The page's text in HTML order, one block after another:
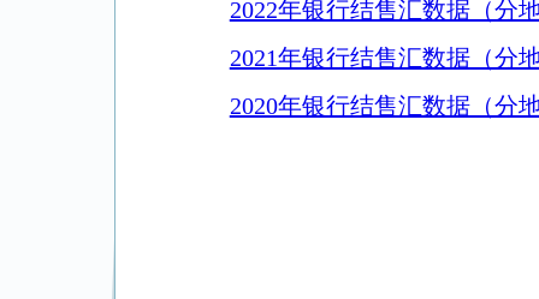
2022年银行结售汇数据（分
2021年银行结售汇数据（分
2020年银行结售汇数据（分